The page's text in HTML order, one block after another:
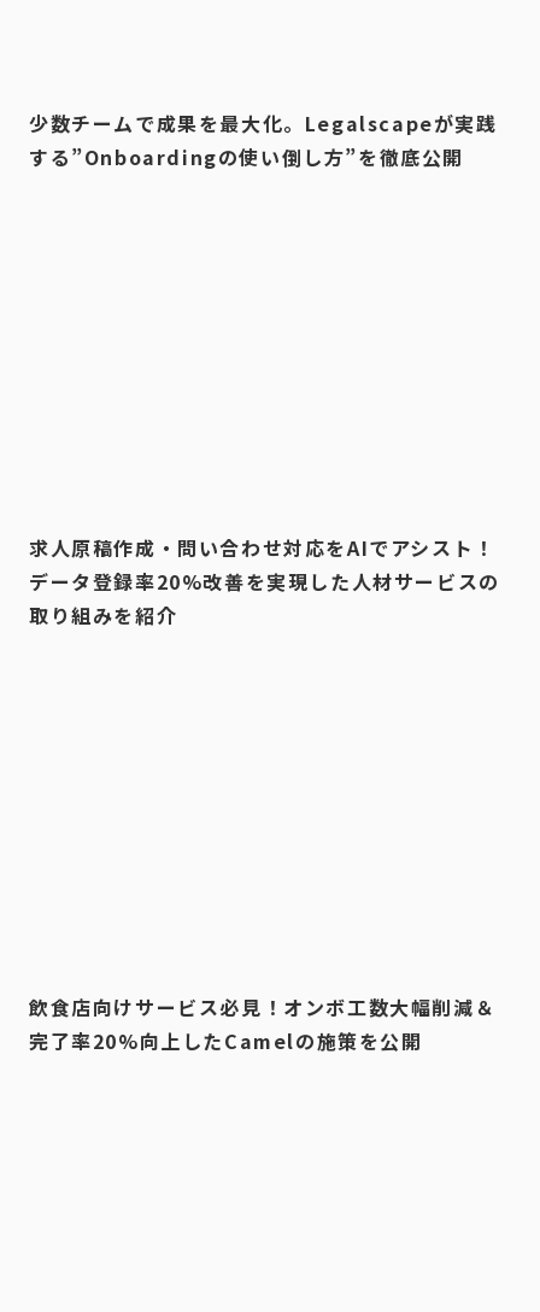
少数チームで成果を最大化。Legalscapeが実践
する”Onboardingの使い倒し方”を徹底公開
求人原稿作成・問い合わせ対応をAIでアシスト！
データ登録率20%改善を実現した人材サービスの
取り組みを紹介
飲食店向けサービス必見！オンボ工数大幅削減＆
完了率20%向上したCamelの施策を公開